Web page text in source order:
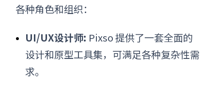
各种角色和组织：
UI/UX设计师: Pixso 提供了一套全面的
设计和原型工具集，可满足各种复杂性需
求。